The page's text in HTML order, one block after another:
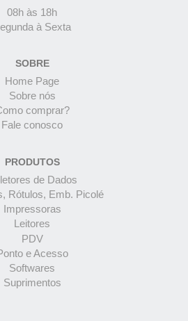
08h às 18h
à Sexta
SOBRE
Home Page
Sobre nós
comprar?
Fale conosco
PRODUTOS
de Dados
Rótulos, Emb. Picolé
Impressoras
Leitores
PDV
e Acesso
Softwares
Suprimentos